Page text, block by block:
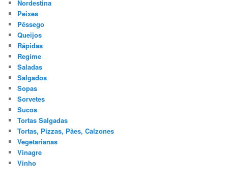
Nordestina
Peixes
Pêssego
Queijos
Rápidas
Regime
Saladas
Salgados
Sopas
Sorvetes
Sucos
Tortas Salgadas
Tortas, Pizzas, Pães, Calzones
Vegetarianas
Vinagre
Vinho